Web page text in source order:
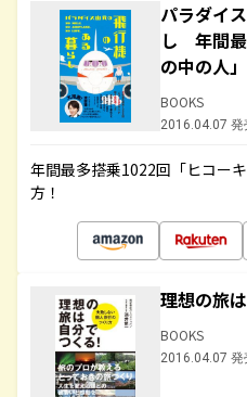
パラダイ
し 年間最
の中の人
BOOKS
2016.04.07 発
年間最多搭乗1022回「ヒコー
方！
理想の旅
BOOKS
2016.04.07 発